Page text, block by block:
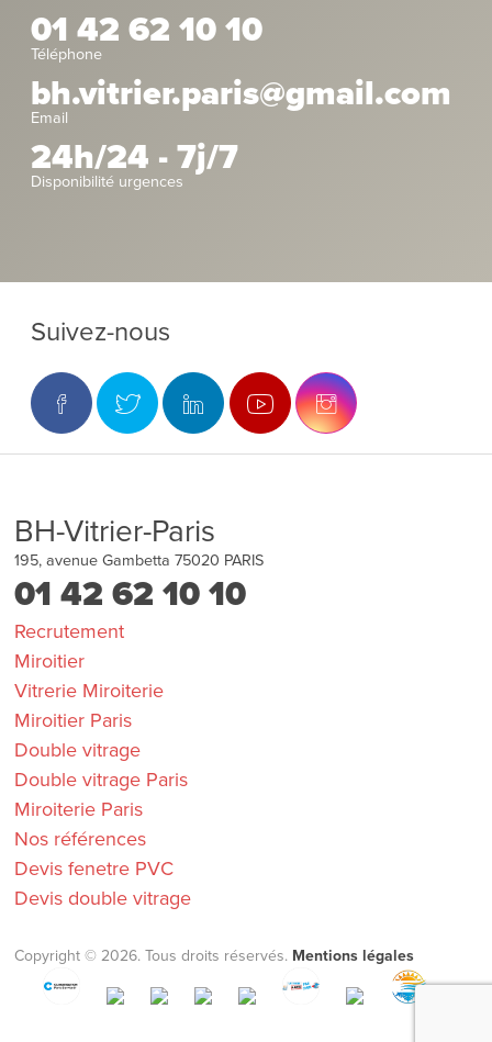
01 42 62 10 10
Téléphone
bh.vitrier.paris@gmail.com
Email
24h/24 - 7j/7
Disponibilité urgences
Suivez-nous
BH-Vitrier-Paris
195, avenue Gambetta 75020 PARIS
01 42 62 10 10
Recrutement
Miroitier
Vitrerie Miroiterie
Miroitier Paris
Double vitrage
Double vitrage Paris
Miroiterie Paris
Nos références
Devis fenetre PVC
Devis double vitrage
Copyright © 2026. Tous droits réservés. Mentions légales